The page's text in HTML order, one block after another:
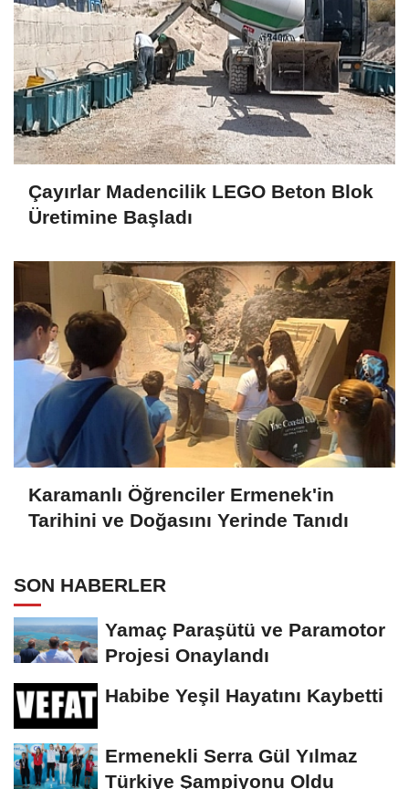
Çayırlar Madencilik LEGO Beton Blok
Üretimine Başladı
Karamanlı Öğrenciler Ermenek'in
Tarihini ve Doğasını Yerinde Tanıdı
SON HABERLER
Yamaç Paraşütü ve Paramotor
Projesi Onaylandı
Habibe Yeşil Hayatını Kaybetti
Ermenekli Serra Gül Yılmaz
Türkiye Şampiyonu Oldu